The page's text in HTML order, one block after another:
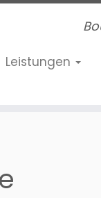
Leistungen